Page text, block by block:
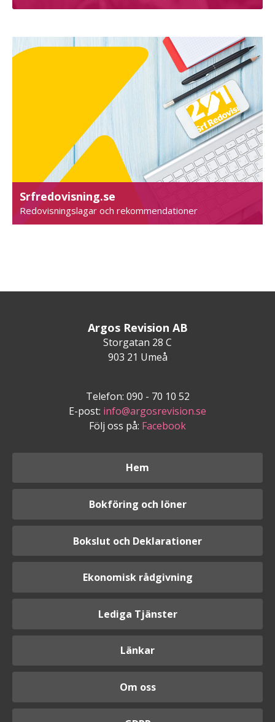
Srfredovisning.se
Redovisningslagar och rekommendationer
Argos Revision AB
Storgatan 28 C
903 21 Umeå
Telefon: 090 - 70 10 52
E-post: info@argosrevision.se
Följ oss på: Facebook
Hem
Bokföring och löner
Bokslut och Deklarationer
Ekonomisk rådgivning
Lediga Tjänster
Länkar
Om oss